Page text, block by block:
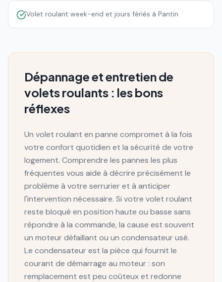
Volet roulant week-end et jours fériés à Pantin
Dépannage et entretien de
volets roulants : les bons
réflexes
Un volet roulant en panne compromet à la fois
votre confort quotidien et la sécurité de votre
logement. Comprendre les pannes les plus
fréquentes vous aide à décrire précisément le
problème à votre serrurier et à anticiper
l'intervention nécessaire. Si votre volet roulant
reste bloqué en position haute ou basse sans
répondre à la commande, la cause est souvent
un moteur défaillant ou un condensateur usé.
Le condensateur est la pièce qui fournit le
courant de démarrage au moteur : son
remplacement est peu coûteux et redonne